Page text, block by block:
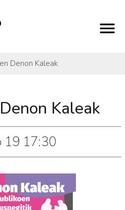
Denon Kaleak
Kaleak
19 17:30